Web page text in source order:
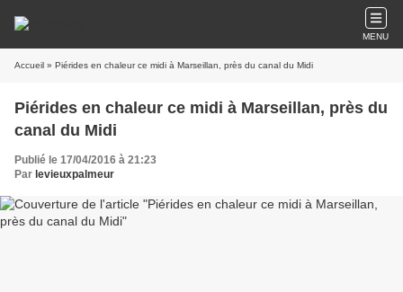
MENU
Accueil » Piérides en chaleur ce midi à Marseillan, près du canal du Midi
Piérides en chaleur ce midi à Marseillan, près du
canal du Midi
Publié le 17/04/2016 à 21:23
Par levieuxpalmeur